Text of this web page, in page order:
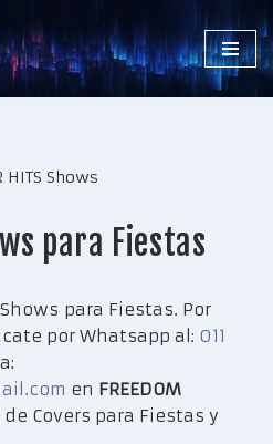
HITS Shows
para Fiestas
Shows para Fiestas. Por
por Whatsapp al: 011
en FREEDOM
Covers para Fiestas y